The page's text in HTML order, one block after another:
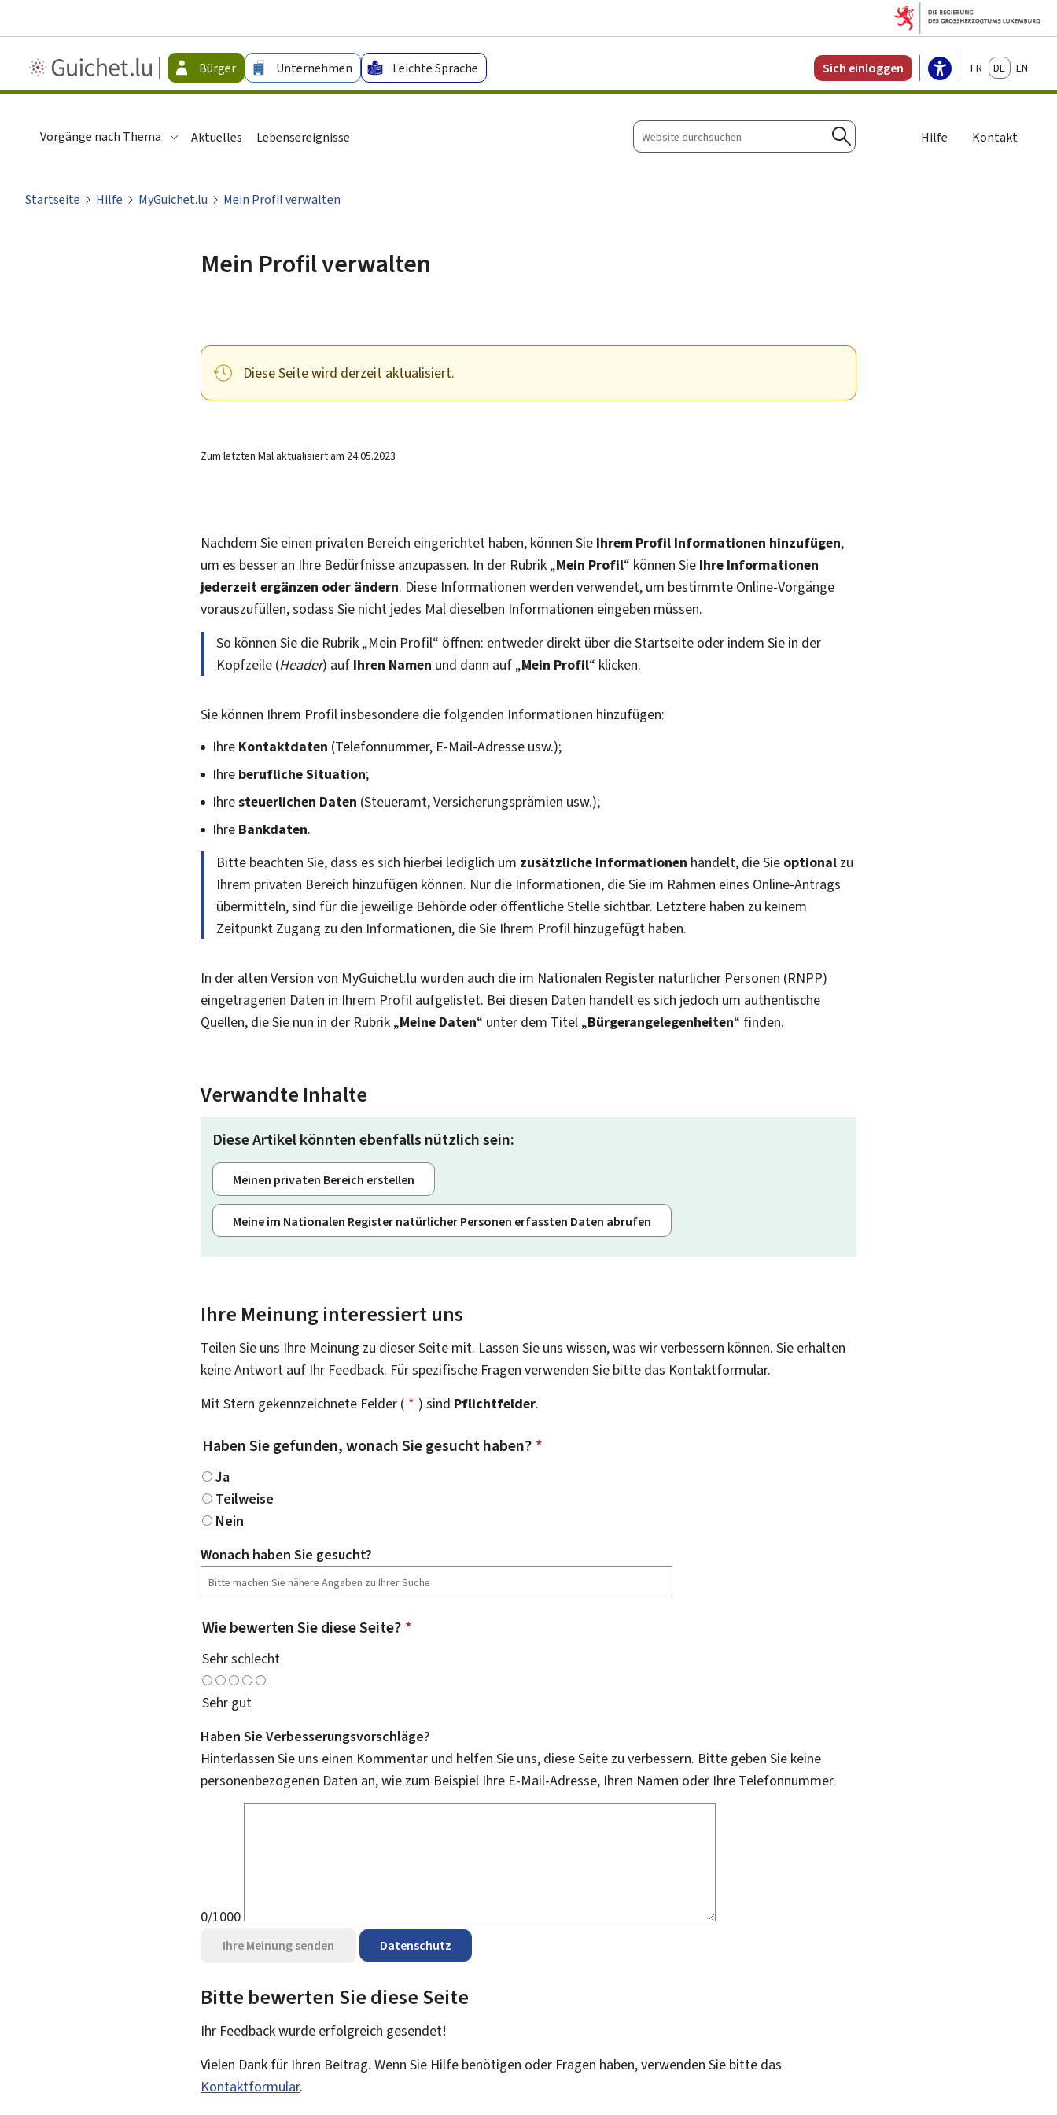
Guichet.lu
-
Bürger Unternehmen Leichte Sprache Sich einloggen FrançaisDeutschEnglish
Vorgänge nach Thema Aktuelles Lebensereignisse
Website
durchsuchen
Suchen
Hilfe Kontakt
Startseite Hilfe MyGuichet.lu Mein Profil verwalten
Mein Profil verwalten
Diese Seite wird derzeit aktualisiert.
Zum letzten Mal aktualisiert am 24.05.2023
Nachdem Sie einen privaten Bereich eingerichtet haben, können Sie Ihrem Profil Informationen hinzufügen,
um es besser an Ihre Bedürfnisse anzupassen. In der Rubrik „Mein Profil“ können Sie Ihre Informationen
jederzeit ergänzen oder ändern. Diese Informationen werden verwendet, um bestimmte Online-Vorgänge
vorauszufüllen, sodass Sie nicht jedes Mal dieselben Informationen eingeben müssen.
So können Sie die Rubrik „Mein Profil“ öffnen: entweder direkt über die Startseite oder indem Sie in der
Kopfzeile (Header) auf Ihren Namen und dann auf „Mein Profil“ klicken.
Sie können Ihrem Profil insbesondere die folgenden Informationen hinzufügen:
Ihre Kontaktdaten (Telefonnummer, E-Mail-Adresse usw.);
Ihre berufliche Situation;
Ihresteuerlichen Daten (Steueramt, Versicherungsprämien usw.);
Ihre Bankdaten.
Bitte beachten Sie, dass es sich hierbei lediglich um zusätzliche Informationen handelt, die Sie optional zu
Ihrem privaten Bereich hinzufügen können. Nur die Informationen, die Sie im Rahmen eines Online-Antrags
übermitteln, sind für die jeweilige Behörde oder öffentliche Stelle sichtbar. Letztere haben zu keinem
Zeitpunkt Zugang zu den Informationen, die Sie Ihrem Profil hinzugefügt haben.
In der alten Version von MyGuichet.lu wurden auch die im Nationalen Register natürlicher Personen (RNPP)
eingetragenen Daten in Ihrem Profil aufgelistet. Bei diesen Daten handelt es sich jedoch um authentische
Quellen, die Sie nun in der Rubrik „Meine Daten“ unter dem Titel „Bürgerangelegenheiten“ finden.
Verwandte Inhalte
Diese Artikel könnten ebenfalls nützlich sein:
Meinen privaten Bereich erstellen
Meine im Nationalen Register natürlicher Personen erfassten Daten abrufen
Ihre Meinung interessiert uns
Teilen Sie uns Ihre Meinung zu dieser Seite mit. Lassen Sie uns wissen, was wir verbessern können. Sie erhalten
keine Antwort auf Ihr Feedback. Für spezifische Fragen verwenden Sie bitte das Kontaktformular.
Mit Stern gekennzeichnete Felder ( * ) sind Pflichtfelder.
Haben Sie gefunden, wonach Sie gesucht haben? *
Ja
Teilweise
Nein
Wonach haben Sie gesucht?
Wie bewerten Sie diese Seite? *
Sehr schlecht
Sehr gut
Haben Sie Verbesserungsvorschläge?
Hinterlassen Sie uns einen Kommentar und helfen Sie uns, diese Seite zu verbessern. Bitte geben Sie keine
personenbezogenen Daten an, wie zum Beispiel Ihre E-Mail-Adresse, Ihren Namen oder Ihre Telefonnummer.
0/1000
Ihre Meinung senden Datenschutz
Bitte bewerten Sie diese Seite
Ihr Feedback wurde erfolgreich gesendet!
Vielen Dank für Ihren Beitrag. Wenn Sie Hilfe benötigen oder Fragen haben, verwenden Sie bitte das
Kontaktformular.